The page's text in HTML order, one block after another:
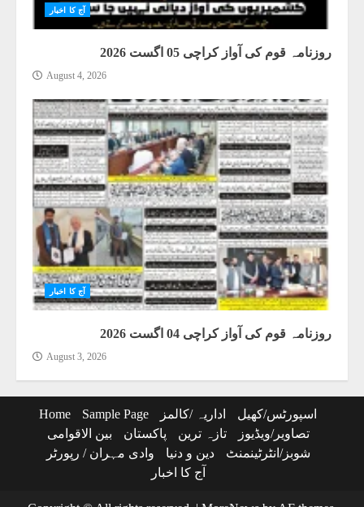
آج کا اخبار
روزنامہ قوم کی آواز کراچی 05 اگست 2026
August 4, 2026
آج کا اخبار
روزنامہ قوم کی آواز کراچی 04 اگست 2026
August 3, 2026
Home Sample Page اداریہ /کالمز
اسپورٹس/کھیل
بین الاقوامی
پاکستان تازہ ترین
تصاویر/ویڈیوز
وادی مہران / رپورٹر
دین و دنیا
شوبز/انٹرٹینمنٹ
آج کا اخبار